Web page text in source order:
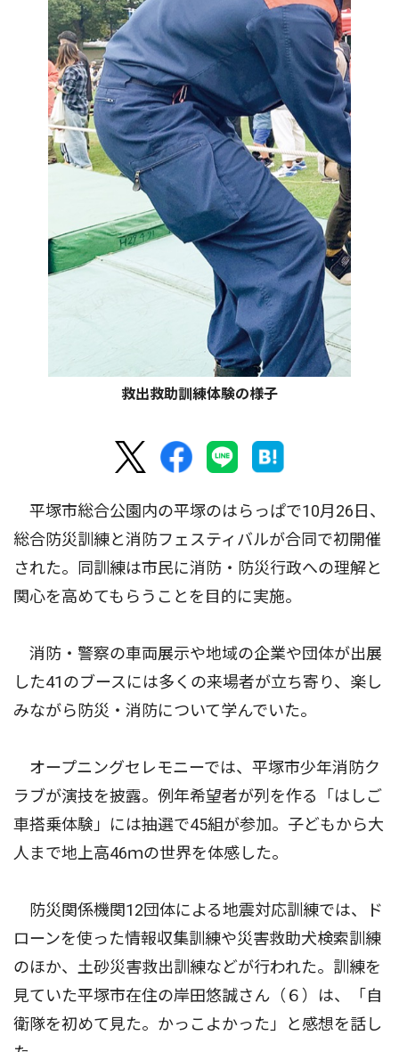
救出救助訓練体験の様子
平塚市総合公園内の平塚のはらっぱで10月26日、
総合防災訓練と消防フェスティバルが合同で初開催
された。同訓練は市民に消防・防災行政への理解と
関心を高めてもらうことを目的に実施。
消防・警察の車両展示や地域の企業や団体が出展
した41のブースには多くの来場者が立ち寄り、楽し
みながら防災・消防について学んでいた。
オープニングセレモニーでは、平塚市少年消防ク
ラブが演技を披露。例年希望者が列を作る「はしご
車搭乗体験」には抽選で45組が参加。子どもから大
人まで地上高46ｍの世界を体感した。
防災関係機関12団体による地震対応訓練では、ド
ローンを使った情報収集訓練や災害救助犬検索訓練
のほか、土砂災害救出訓練などが行われた。訓練を
見ていた平塚市在住の岸田悠誠さん（６）は、「自
衛隊を初めて見た。かっこよかった」と感想を話し